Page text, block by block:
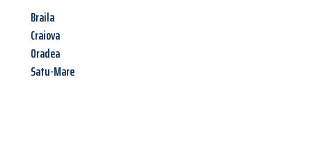
Braila
Craiova
Oradea
Satu-Mare